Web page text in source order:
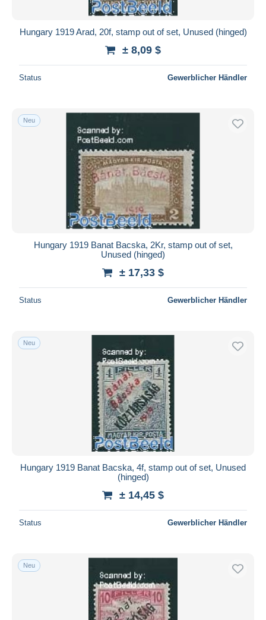
Hungary 1919 Arad, 20f, stamp out of set, Unused (hinged)
± 8,09 $
Status Gewerblicher Händler
Neu
Hungary 1919 Banat Bacska, 2Kr, stamp out of set,
Unused (hinged)
± 17,33 $
Status Gewerblicher Händler
Neu
Hungary 1919 Banat Bacska, 4f, stamp out of set, Unused
(hinged)
± 14,45 $
Status Gewerblicher Händler
Neu